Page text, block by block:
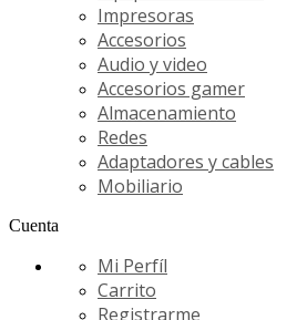
Impresoras
Accesorios
Audio y video
Accesorios gamer
Almacenamiento
Redes
Adaptadores y cables
Mobiliario
Cuenta
Mi Perfíl
Carrito
Registrarme